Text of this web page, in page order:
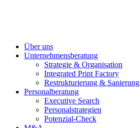
Über uns
Unternehmensberatung
Strategie & Organisation
Integrated Print Factory
Restrukturierung & Sanierung
Personalberatung
Executive Search
Personalstrategien
Potenzial-Check